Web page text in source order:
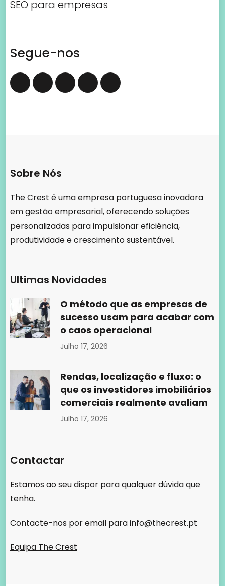
Sobre Nós
The Crest é uma empresa portuguesa inovadora
em gestão empresarial, oferecendo soluções
O método que as empresas de
sucesso usam para acabar com
o caos operacional
Julho 17, 2026
comerciais realmente avaliam
Contactar
tenha.
Contacte-nos por email parainfo@thecrest.pt
Equipa The Crest